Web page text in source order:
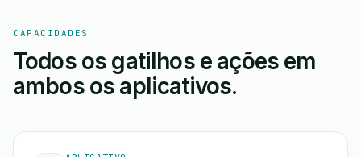
CAPACIDADES
Todos os gatilhos e ações em
ambos os aplicativos.